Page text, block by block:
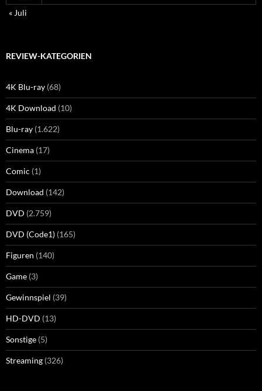
« Juli
REVIEW-KATEGORIEN
4K Blu-ray (68)
4K Download (10)
Blu-ray (1.622)
Cinema (17)
Comic (1)
Download (142)
DVD (2.759)
DVD (Code1) (165)
Figuren (140)
Game (3)
Gewinnspiel (39)
HD-DVD (13)
Sonstige (5)
Streaming (326)